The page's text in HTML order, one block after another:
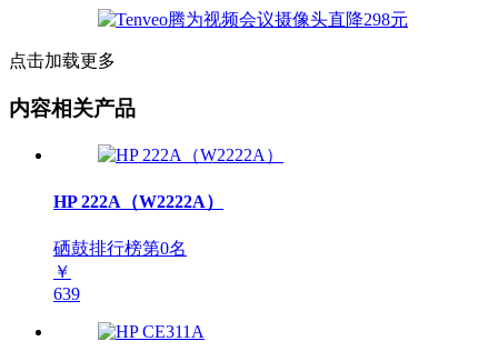
点击加载更多
内容相关产品
HP 222A（W2222A）
硒鼓排行榜第0名
￥
639